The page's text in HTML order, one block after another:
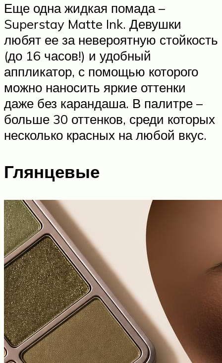
Еще одна жидкая помада –
Superstay Matte Ink. Девушки
любят ее за невероятную стойкость
(до 16 часов!) и удобный
аппликатор, с помощью которого
можно наносить яркие оттенки
даже без карандаша. В палитре –
больше 30 оттенков, среди которых
несколько красных на любой вкус.
Глянцевые